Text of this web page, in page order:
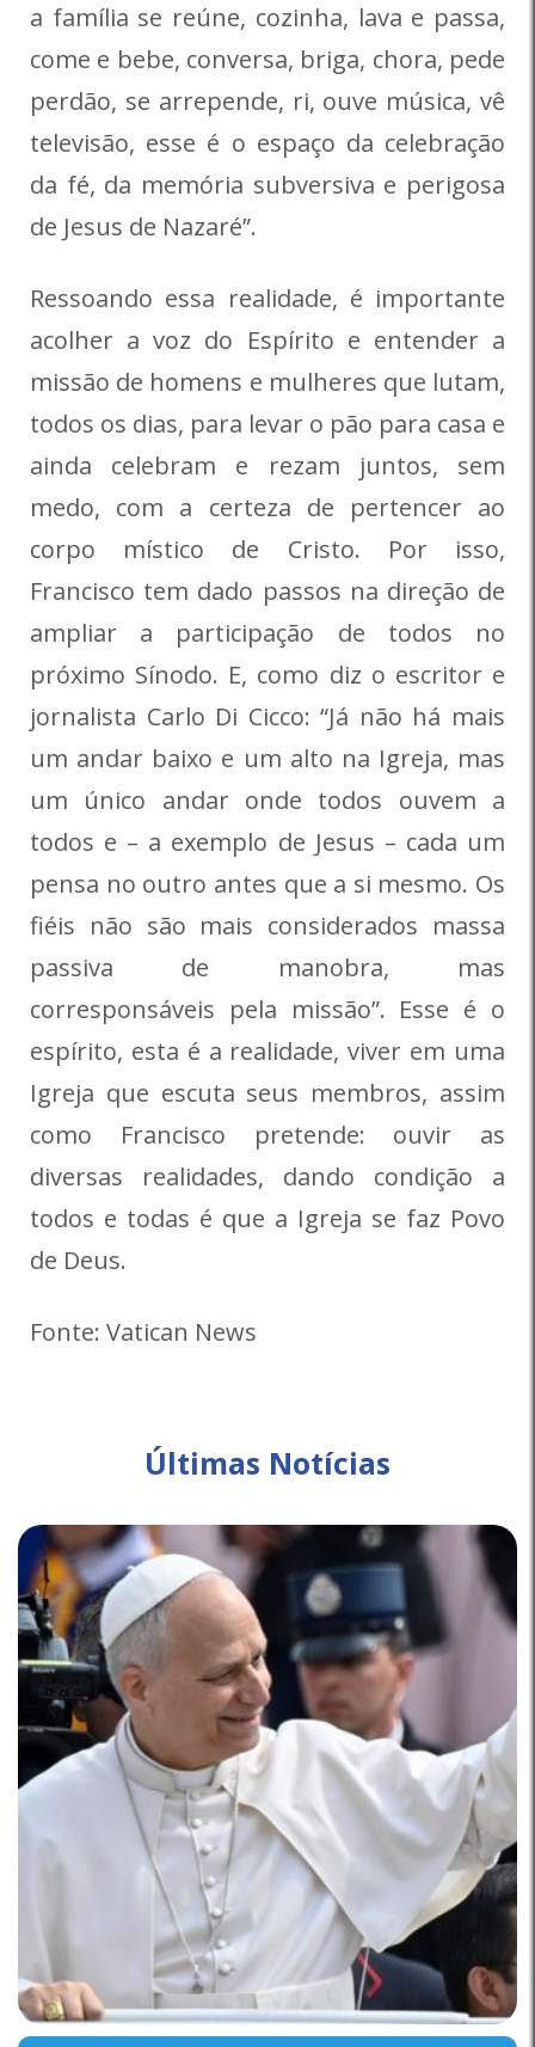
a família se reúne, cozinha, lava e passa,
come e bebe, conversa, briga, chora, pede
perdão, se arrepende, ri, ouve música, vê
televisão, esse é o espaço da celebração
da fé, da memória subversiva e perigosa
de Jesus de Nazaré”.
Ressoando essa realidade, é importante
acolher a voz do Espírito e entender a
missão de homens e mulheres que lutam,
todos os dias, para levar o pão para casa e
ainda celebram e rezam juntos, sem
medo, com a certeza de pertencer ao
corpo místico de Cristo. Por isso,
Francisco tem dado passos na direção de
ampliar a participação de todos no
próximo Sínodo. E, como diz o escritor e
jornalista Carlo Di Cicco: “Já não há mais
um andar baixo e um alto na Igreja, mas
um único andar onde todos ouvem a
todos e – a exemplo de Jesus – cada um
pensa no outro antes que a si mesmo. Os
fiéis não são mais considerados massa
passiva de manobra, mas
corresponsáveis pela missão”. Esse é o
espírito, esta é a realidade, viver em uma
Igreja que escuta seus membros, assim
como Francisco pretende: ouvir as
diversas realidades, dando condição a
todos e todas é que a Igreja se faz Povo
de Deus.
Fonte: Vatican News
Últimas Notícias